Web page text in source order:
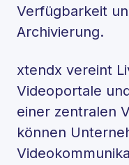
Verfügbarkeit
Archivierung.
xtendx vereint
Videoportale
einer zentralen
können